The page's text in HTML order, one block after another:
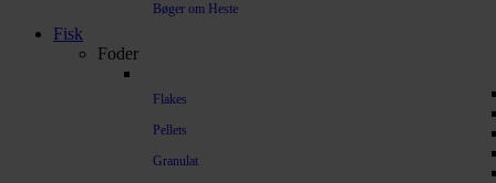
Bøger om Heste
Fisk
Foder
Flakes
Pellets
Granulat